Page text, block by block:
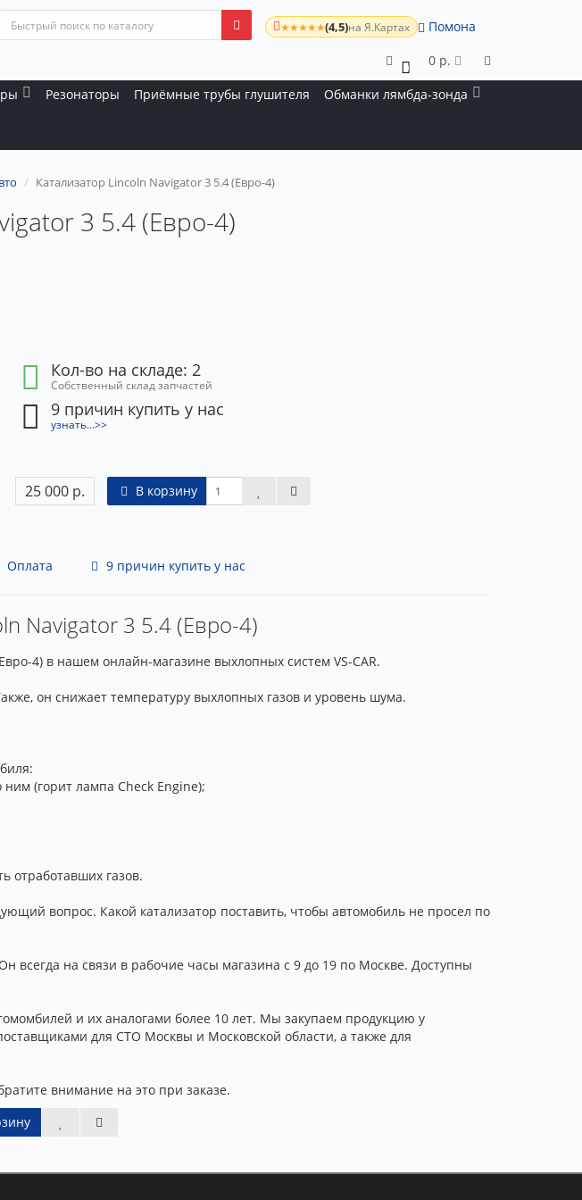
★★★★★(4,5)на Я.Картах Помона
0
0 р.
Резонаторы Приёмные трубы глушителя Обманки лямбда-зонда
Катализатор Lincoln Navigator 3 5.4 (Евро-4)
3 5.4 (Евро-4)
Кол-во на складе: 2
Собственный склад запчастей
9 причин купить у нас
узнать...>>
25 000 р. В корзину
Оплата 9 причин купить у нас
Navigator 3 5.4 (Евро-4)
4) в нашем онлайн-магазине выхлопных систем VS-CAR.
он снижает температуру выхлопных газов и уровень шума.
(горит лампа Check Engine);
отработавших газов.
вопрос. Какой катализатор поставить, чтобы автомобиль не просел по
всегда на связи в рабочие часы магазина с 9 до 19 по Москве. Доступны
и их аналогами более 10 лет. Мы закупаем продукцию у
для СТО Москвы и Московской области, а также для
внимание на это при заказе.